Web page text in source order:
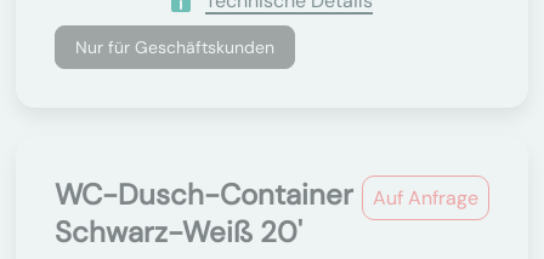
Nur für Geschäftskunden
Auf Anfrage
WC-Dusch-Container
Schwarz-Weiß 20'